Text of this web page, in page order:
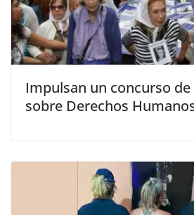
Impulsan un concurso
sobre Derechos